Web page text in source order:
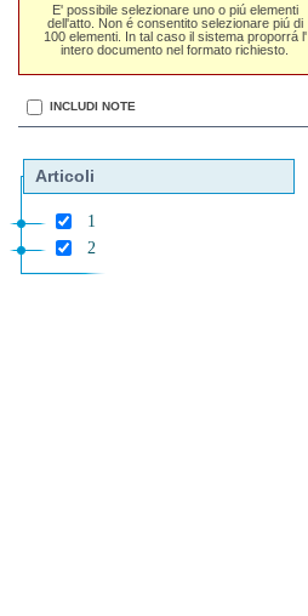
E' possibile selezionare uno o piú elementi
dell'atto. Non é consentito selezionare piú di
100 elementi. In tal caso il sistema proporrá l'
intero documento nel formato richiesto.
INCLUDI NOTE
Articoli
1
2